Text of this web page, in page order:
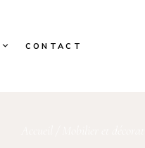
CONTACT